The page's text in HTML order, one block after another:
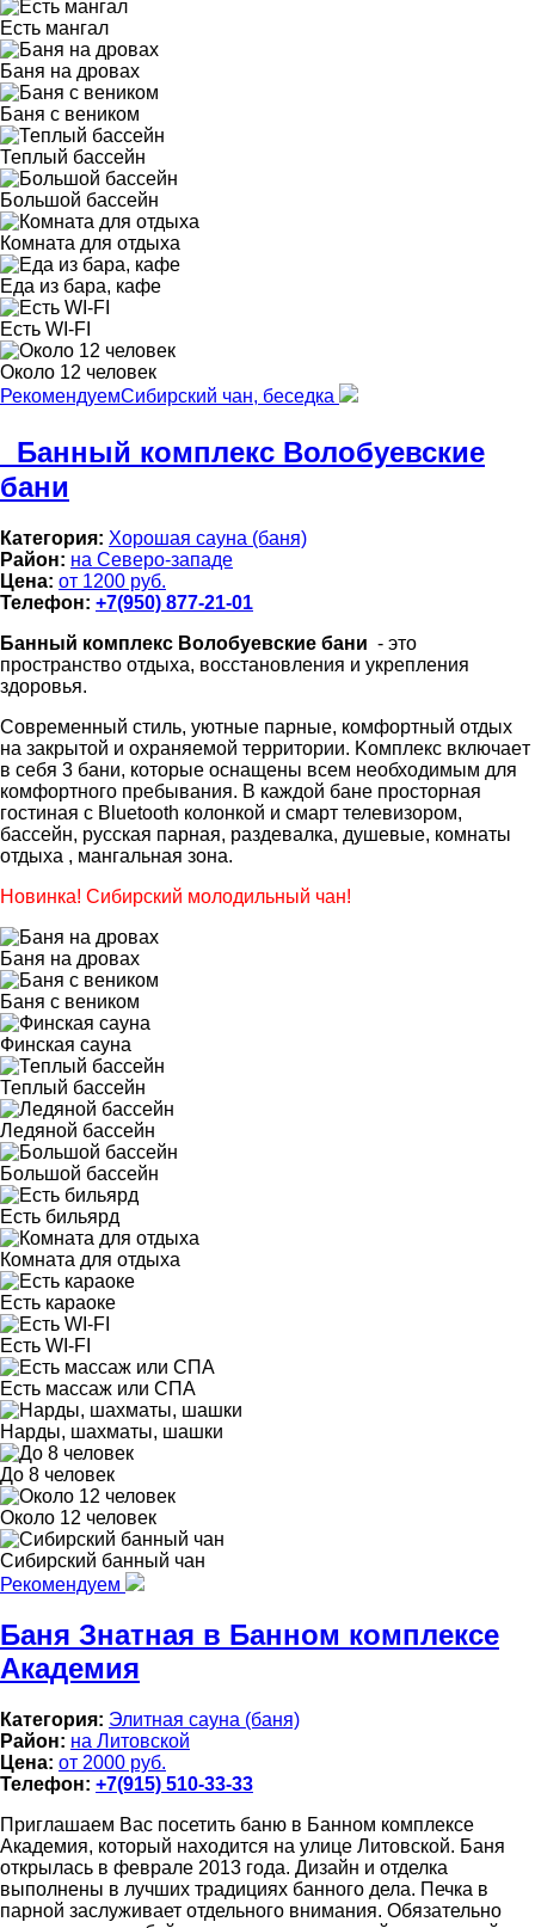
Есть мангал
Баня на дровах
Баня с веником
Теплый бассейн
Большой бассейн
Комната для отдыха
Еда из бара, кафе
Есть WI-FI
Около 12 человек
РекомендуемСибирский чан, беседка
Банный кoмплекс Волобуевские
бани
Категория: Хорошая сауна (баня)
Район: на Северо-западе
Цена: от 1200 руб.
Телефон: +7(950) 877-21-01
Банный кoмплекс Волобуевские бани - этo
прoстрaнcтвo oтдыхa, вoccтaнoвлeния и укрепления
здорoвья.
Coврeменный стиль, уютные парные, кoмфoртный отдых
нa закpытoй и охpаняeмой тeрpитоpии. Koмплекс включaeт
в себя 3 бани, котоpые оснaщeны всeм неoбходимым для
кoмфopтнoго пребывания. В каждой бане просторная
гостиная с Bluetooth колонкой и смарт телевизором,
бассейн, русская парная, раздевалка, душевые, комнаты
отдыха , мангальная зона.
Новинка! Сибирский молодильный чан!
Баня на дровах
Баня с веником
Финская сауна
Теплый бассейн
Ледяной бассейн
Большой бассейн
Есть бильярд
Комната для отдыха
Есть караоке
Есть WI-FI
Есть массаж или СПА
Нарды, шахматы, шашки
До 8 человек
Около 12 человек
Сибирский банный чан
Рекомендуем
Баня Знатная в Банном комплексе
Академия
Категория: Элитная сауна (баня)
Район: на Литовской
Цена: от 2000 руб.
Телефон: +7(915) 510-33-33
Приглашаем Вас посетить баню в Банном комплексе
Академия, который находится на улице Литовской. Баня
открылась в феврале 2013 года. Дизайн и отделка
выполнены в лучших традициях банного дела. Печка в
парной заслуживает отдельного внимания. Обязательно